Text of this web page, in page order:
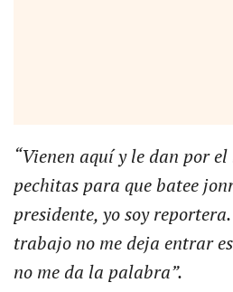
“Vienen aquí y le dan por
pechitas para que batee
presidente, yo soy
trabajo no me deja entrar
no me da la palabra”.